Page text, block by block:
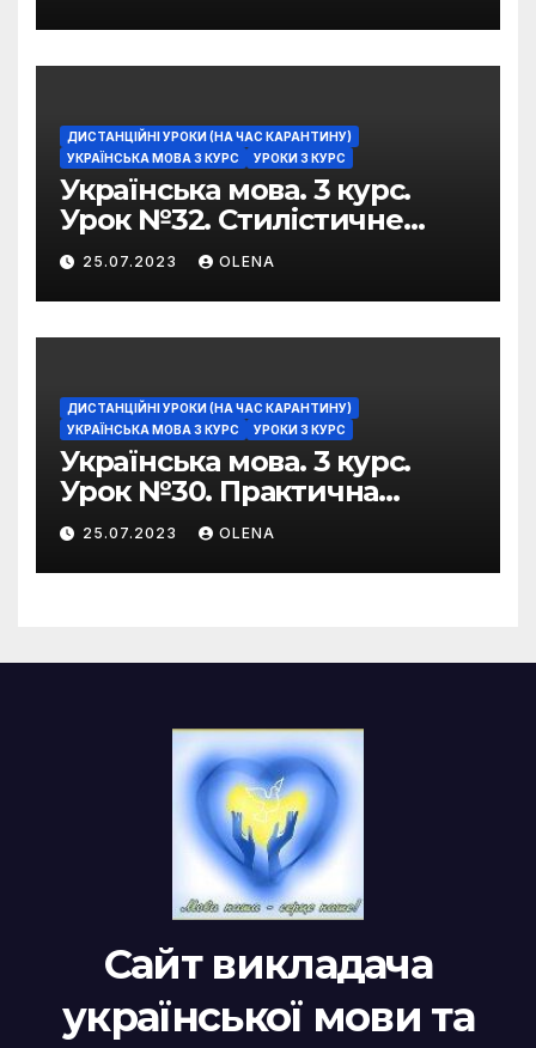
ДИСТАНЦІЙНІ УРОКИ (НА ЧАС КАРАНТИНУ)
УКРАЇНСЬКА МОВА 3 КУРС
УРОКИ 3 КУРС
Українська мова. 3 курс.
Урок №32. Стилістичне
забарвлення
фразеологізмів
25.07.2023 OLENA
ДИСТАНЦІЙНІ УРОКИ (НА ЧАС КАРАНТИНУ)
УКРАЇНСЬКА МОВА 3 КУРС
УРОКИ 3 КУРС
Українська мова. 3 курс.
Урок №30. Практична
риторика. Оцінювальні
жанри. Характеристика
25.07.2023 OLENA
Сайт викладача
української мови та